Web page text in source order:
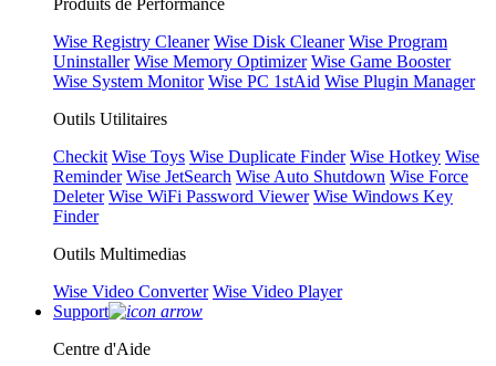
Produits de Performance
Wise Registry Cleaner Wise Disk Cleaner Wise Program
Uninstaller Wise Memory Optimizer Wise Game Booster
Wise System Monitor Wise PC 1stAid Wise Plugin Manager
Outils Utilitaires
Checkit Wise Toys Wise Duplicate Finder Wise Hotkey Wise
Reminder Wise JetSearch Wise Auto Shutdown Wise Force
Deleter Wise WiFi Password Viewer Wise Windows Key
Finder
Outils Multimedias
Wise Video Converter Wise Video Player
Support
Centre d'Aide